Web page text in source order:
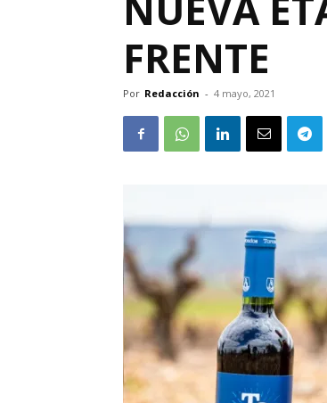
FRENTE
Por Redacción - 4 mayo, 2021